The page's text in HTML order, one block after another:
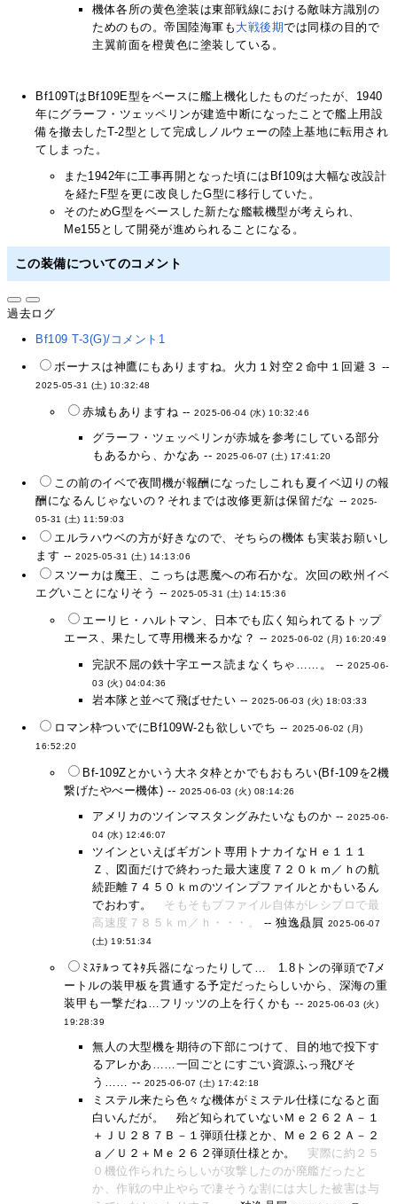
機体各所の黄色塗装は東部戦線における敵味方識別の
ためのもの。帝国陸海軍も 大戦後期では同様の目的で
主翼前面を橙黄色に塗装している。
Bf109TはBf109E型をベースに艦上機化したものだったが、1940
年にグラーフ・ツェッペリンが建造中断になったことで艦上用設
備を撤去したT-2型として完成しノルウェーの陸上基地に転用され
てしまった。
また1942年に工事再開となった頃にはBf109は大幅な改設計
を経たF型を更に改良したG型に移行していた。
そのためG型をベースした新たな艦載機型が考えられ、
Me155として開発が進められることになる。
この装備についてのコメント
過去ログ
Bf109 T-3(G)/コメント1
ボーナスは神鷹にもありますね。火力１対空２命中１回避３ --
2025-05-31 (土) 10:32:48
赤城もありますね --2025-06-04 (水) 10:32:46
グラーフ・ツェッペリンが赤城を参考にしている部分
もあるから、かなあ -- 2025-06-07 (土) 17:41:20
この前のイベで夜間機が報酬になったしこれも夏イベ辺りの報
酬になるんじゃないの？それまでは改修更新は保留だな --2025-
05-31 (土) 11:59:03
エルラハウベの方が好きなので、そちらの機体も実装お願いし
ます --2025-05-31 (土) 14:13:06
スツーカは魔王、こっちは悪魔への布石かな。次回の欧州イベ
エグいことになりそう --2025-05-31 (土) 14:15:36
エーリヒ・ハルトマン、日本でも広く知られてるトップ
エース、果たして専用機来るかな？ --2025-06-02 (月) 16:20:49
完訳不屈の鉄十字エース読まなくちゃ……。 --2025-06-
03 (火) 04:04:36
岩本隊と並べて飛ばせたい --2025-06-03 (火) 18:03:33
ロマン枠ついでにBf109W-2も欲しいでち -- 2025-06-02 (月)
16:52:20
Bf-109Zとかいう大ネタ枠とかでもおもろい(Bf-109を2機
繋げたやべー機体) -- 2025-06-03 (火) 08:14:26
アメリカのツインマスタングみたいなものか --2025-06-
04 (水) 12:46:07
ツインといえばギガント専用トナカイなＨｅ１１１
Ｚ、図面だけで終わった最大速度７２０ｋｍ／ｈの航
続距離７４５０ｋｍのツインプファイルとかもいるん
でおわす。 そもそもプファイル自体がレシプロで最
高速度７８５ｋｍ／ｈ・・・。
-- 独逸贔屓 2025-06-07
(土) 19:51:34
ﾐｽﾃﾙってﾈﾀ兵器になったりして… 1.8トンの弾頭で7メ
ートルの装甲板を貫通する予定だったらしいから、深海の重
装甲も一撃だね…フリッツの上を行くかも -- 2025-06-03 (火)
19:28:39
無人の大型機を期待の下部につけて、目的地で投下す
るアレかあ……一回ごとにすごい資源ふっ飛びそ
う…… -- 2025-06-07 (土) 17:42:18
ミステル来たら色々な機体がミステル仕様になると面
白いんだが。 殆ど知られていないＭｅ２６２Ａ－１
＋ＪＵ２８７Ｂ－１弾頭仕様とか、Ｍｅ２６２Ａ－２
ａ／Ｕ２＋Ｍｅ２６２弾頭仕様とか。実際に約２５
０機位作られたらしいが攻撃したのが廃艦だったと
か、作戦の中止やらで凄そうな割には大した被害は与